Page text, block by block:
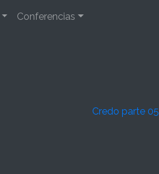
Conferencias
Credo parte 05